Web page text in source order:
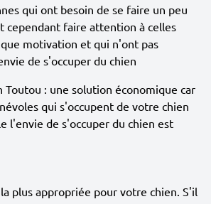
qui ont besoin de se faire un peu
cependant faire attention à celles
motivation et qui n'ont pas
de s'occuper du chien
Toutou : une solution économique car
qui s'occupent de votre chien
l'envie de s'occuper du chien est
plus appropriée pour votre chien. S'il